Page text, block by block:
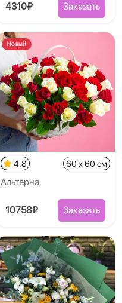
4310₽ Заказать
Новый
4.8 60 x 60 см
Альтерна
10758₽ Заказать